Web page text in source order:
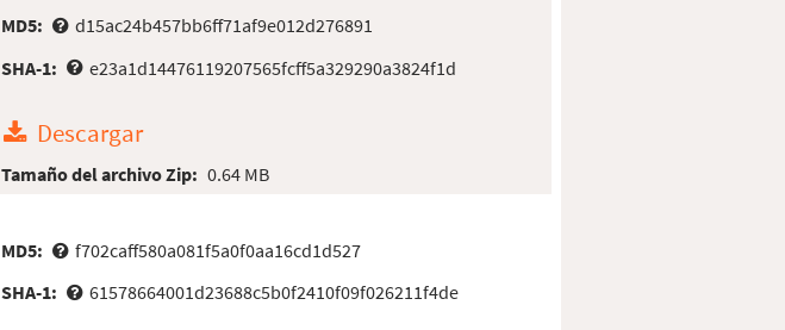
MD5:
d15ac24b457bb6ff71af9e012d276891
SHA-1:
e23a1d14476119207565fcff5a329290a3824f1d
Descargar
Tamaño del archivo Zip: 0.64 MB
MD5:
f702caff580a081f5a0f0aa16cd1d527
SHA-1:
61578664001d23688c5b0f2410f09f026211f4de